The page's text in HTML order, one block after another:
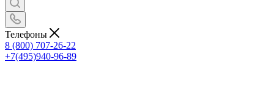
Телефоны
8 (800) 707-26-22
+7(495)940-96-89